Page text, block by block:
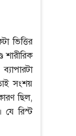
ভিত্তির
শারীরিক
সংশয়
ছিল,
রিস্ট